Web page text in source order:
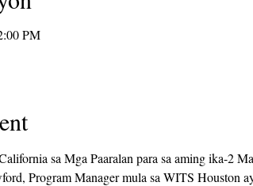
PM
sa Mga Paaralan para sa aming ika-2
Program Manager mula sa WITS Houston